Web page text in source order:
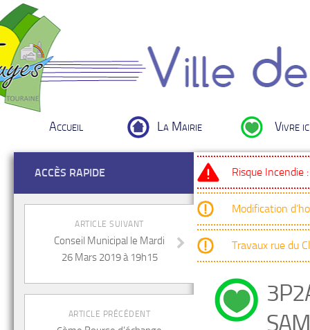
Accueil La Mairie Vivre
Risque Incendie
Modification
Travaux rue du
ACCÈS RAPIDE
ARTICLE SUIVANT
Conseil Municipal le Mardi
26 Mars 2019 à 19h15
ARTICLE PRÉCÉDENT